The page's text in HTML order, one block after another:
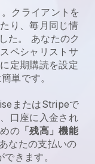
。クライアントを
り、毎月同じ情
た。 あなたのク
ペシャリストサ
定期購読を設定
単です。
またはStripeで
口座に入金され
の「残高」機能
なたの支払いの
きます。